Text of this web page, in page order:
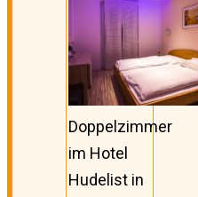
Doppelzimmer
im Hotel
Hudelist in